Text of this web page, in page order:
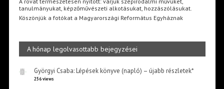
tanulmányukat, képzőművészeti alkotásukat, hozzászólásukat.
Köszönjük a fotókat a Magyarországi Református Egyháznak
A hónap legolvasottabb bejegyzései
Györgyi Csaba: Lépések könyve (napló) – újabb részletek*
256 views